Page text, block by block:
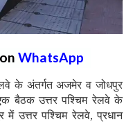
WhatsApp
के अंतर्गत अजमेर व जोधपुर
बैठक उत्तर पश्चिम रेलवे के
उत्तर पश्चिम रेलवे, प्रधान